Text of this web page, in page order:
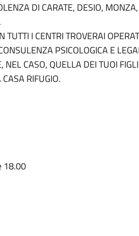
DI CARATE, DESIO,
TUTTI I CENTRI TROVERAI
PSICOLOGICA E
NEL CASO, QUELLA DEI TUOI
RIFUGIO.
18.00